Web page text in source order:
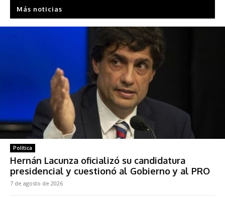
Más noticias
Política
Hernán Lacunza oficializó su candidatura
presidencial y cuestionó al Gobierno y al PRO
7 de agosto de 2026